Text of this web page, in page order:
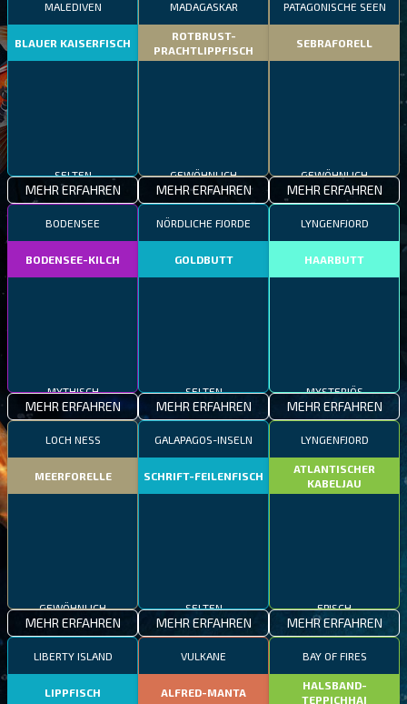
MALEDIVEN
BLAUER KAISERFISCH
SELTEN
MEHR ERFAHREN
MADAGASKAR
ROTBRUST-
PRACHTLIPPFISCH
GEWÖHNLICH
MEHR ERFAHREN
PATAGONISCHE SEEN
SEBRAFORELL
GEWÖHNLICH
MEHR ERFAHREN
BODENSEE
BODENSEE-KILCH
MYTHISCH
MEHR ERFAHREN
NÖRDLICHE FJORDE
GOLDBUTT
SELTEN
MEHR ERFAHREN
LYNGENFJORD
HAARBUTT
MYSTERIÖS
MEHR ERFAHREN
LOCH NESS
MEERFORELLE
GEWÖHNLICH
MEHR ERFAHREN
GALAPAGOS-INSELN
SCHRIFT-FEILENFISCH
SELTEN
MEHR ERFAHREN
LYNGENFJORD
ATLANTISCHER
KABELJAU
EPISCH
MEHR ERFAHREN
LIBERTY ISLAND
LIPPFISCH
VULKANE
ALFRED-MANTA
BAY OF FIRES
HALSBAND-
TEPPICHHAI